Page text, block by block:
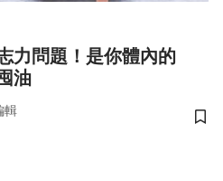
力問題！是你體內的
油
輯
儲